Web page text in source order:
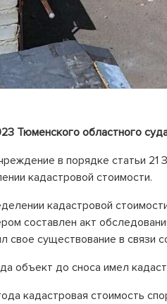
Тюменского областного
в порядке статьи
кадастровой стоимости.
кадастровой
составлен акт
существование в связи
объект до сноса имел
кадастровая стоимость